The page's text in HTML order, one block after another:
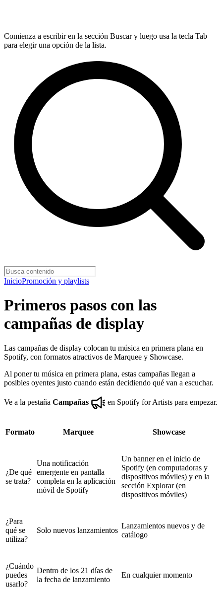
Comienza a escribir en la sección Buscar y luego usa la tecla Tab
para elegir una opción de la lista.
InicioPromoción y playlists
Primeros pasos con las
campañas de display
Las campañas de display colocan tu música en primera plana en
Spotify, con formatos atractivos de Marquee y Showcase.
Al poner tu música en primera plana, estas campañas llegan a
posibles oyentes justo cuando están decidiendo qué van a escuchar.
Ve a la pestaña Campañas en Spotify for Artists para empezar.
Formato Marquee Showcase
¿De qué
se trata?
Una notificación
emergente en pantalla
completa en la aplicación
móvil de Spotify
Un banner en el inicio de
Spotify (en computadoras y
dispositivos móviles) y en la
sección Explorar (en
dispositivos móviles)
¿Para
qué se
utiliza?
Solo nuevos lanzamientos
Lanzamientos nuevos y de
catálogo
¿Cuándo
puedes
usarlo?
Dentro de los 21 días de
la fecha de lanzamiento
En cualquier momento